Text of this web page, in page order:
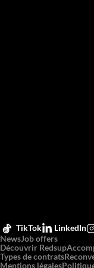
TikTok LinkedIn
NewsJob offers
Découvrir Redsup
Types de contrats
Mentions légales